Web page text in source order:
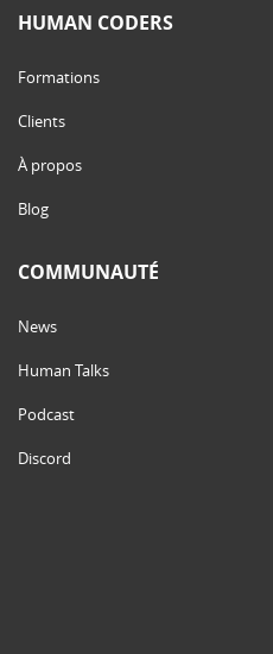
HUMAN CODERS
Formations
Clients
À propos
Blog
COMMUNAUTÉ
News
Human Talks
Podcast
Discord